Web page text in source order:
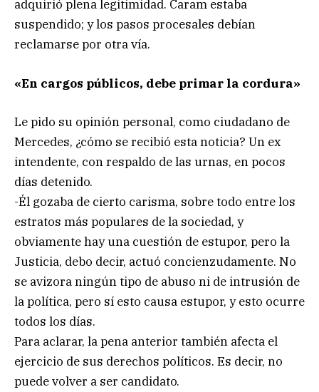
adquirió plena legitimidad. Caram estaba
suspendido; y los pasos procesales debían
reclamarse por otra vía.
«En cargos públicos, debe primar la cordura»
Le pido su opinión personal, como ciudadano de
Mercedes, ¿cómo se recibió esta noticia? Un ex
intendente, con respaldo de las urnas, en pocos
días detenido.
-Él gozaba de cierto carisma, sobre todo entre los
estratos más populares de la sociedad, y
obviamente hay una cuestión de estupor, pero la
Justicia, debo decir, actuó concienzudamente. No
se avizora ningún tipo de abuso ni de intrusión de
la política, pero sí esto causa estupor, y esto ocurre
todos los días.
Para aclarar, la pena anterior también afecta el
ejercicio de sus derechos políticos. Es decir, no
puede volver a ser candidato.